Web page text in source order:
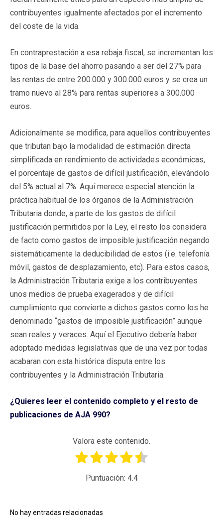
contribuyentes igualmente afectados por el incremento
del coste de la vida.
En contraprestación a esa rebaja fiscal, se incrementan los
tipos de la base del ahorro pasando a ser del 27% para
las rentas de entre 200.000 y 300.000 euros y se crea un
tramo nuevo al 28% para rentas superiores a 300.000
euros.
Adicionalmente se modifica, para aquellos contribuyentes
que tributan bajo la modalidad de estimación directa
simplificada en rendimiento de actividades económicas,
el porcentaje de gastos de difícil justificación, elevándolo
del 5% actual al 7%. Aquí merece especial atención la
práctica habitual de los órganos de la Administración
Tributaria donde, a parte de los gastos de difícil
justificación permitidos por la Ley, el resto los considera
de facto como gastos de imposible justificación negando
sistemáticamente la deducibilidad de estos (i.e. telefonía
móvil, gastos de desplazamiento, etc). Para estos casos,
la Administración Tributaria exige a los contribuyentes
unos medios de prueba exagerados y de difícil
cumplimiento que convierte a dichos gastos como los he
denominado “gastos de imposible justificación” aunque
sean reales y veraces. Aquí el Ejecutivo debería haber
adoptado medidas legislativas que de una vez por todas
acabaran con esta histórica disputa entre los
contribuyentes y la Administración Tributaria.
¿Quieres leer el contenido completo y el resto de
publicaciones de AJA 990?
Valora este contenido.
Puntuación: 4.4
No hay entradas relacionadas